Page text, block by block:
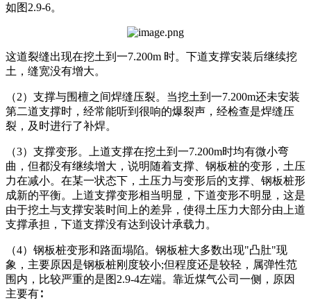
如图2.9-6。
这道裂缝出现在挖土到一7.200m 时。下道支撑安装后继续挖
土，缝宽没有增大。
（2）支撑与围檀之间焊缝压裂。当挖土到一7.200m还未安装
第二道支撑时，经常能听到很响的爆裂声，经检查是焊缝压
裂，及时进行了补焊。
（3）支撑变形。上道支撑在挖土到一7.200m时均有微小弯
曲，但都没有继续增大，说明随着支撑、钢板桩的变形，土压
力在减小。在某一状态下，土压力与变形后的支撑、钢板桩形
成新的平衡。上道支撑变形相当明显，下道变形不明显，这是
由于挖土与支撑安装时间上的差异，使得土压力大部分由上道
支撑承担，下道支撑没有达到设计承载力。
（4）钢板桩变形和路面塌陷。钢板桩大多数出现"凸肚"现
象，主要原因是钢板桩刚度较小;但程度还是较轻，属弹性范
围内，比较严重的是图2.9-4左端。靠近煤气公司一侧，原因
主要有∶